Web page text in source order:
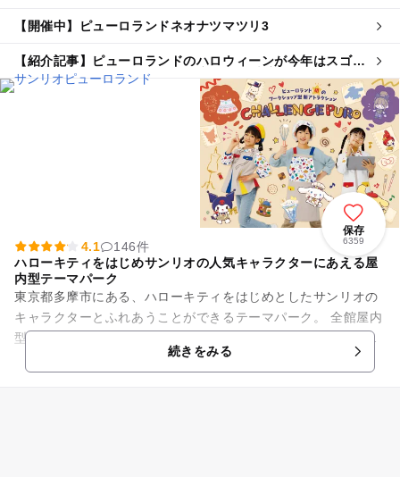
【開催中】ピューロランドネオナツマツリ3
【紹介記事】ピューロランドのハロウィーンが今年はスゴ
い！世界的人気「LABUBU」と初コラボ決定
保存
6359
4.1
146件
ハローキティをはじめサンリオの人気キャラクターにあえる屋
内型テーマパーク
東京都多摩市にある、ハローキティをはじめとしたサンリオの
キャラクターとふれあうことができるテーマパーク。 全館屋内
型の施設なので、雨の日も、暑い夏や寒い冬も安心して楽しめ
続きをみる